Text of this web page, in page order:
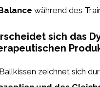
während des
sich das
zeichnet sich